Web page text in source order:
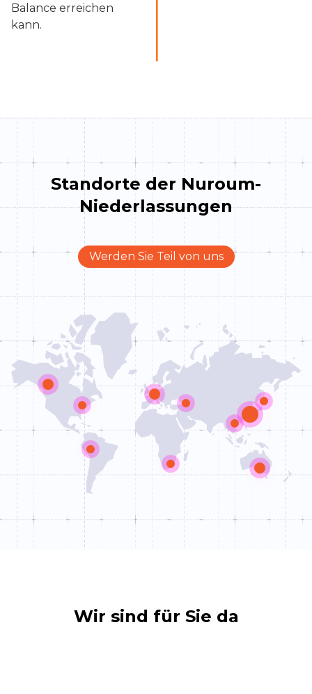
Balance erreichen
kann.
Standorte der Nuroum-
Niederlassungen
Werden Sie Teil von uns
Wir sind für Sie da